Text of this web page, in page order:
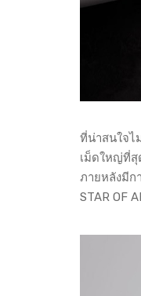
ที่น่าสนใจไ
เม็ดใหญ่ที่สุ
ภายหลังมีก
STAR OF